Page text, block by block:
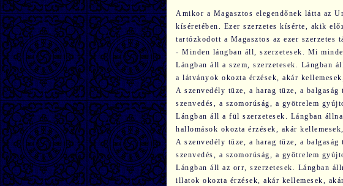
Amikor a Magasztos elegendőnek látta az
kíséretében. Ezer szerzetes kísérte, akik
tartózkodott a Magasztos az ezer szerzetes
- Minden lángban áll, szerzetesek. Mi
Lángban áll a szem, szerzetesek. Lángban
a látványok okozta érzések, akár
A szenvedély tüze, a harag tüze, a
szenvedés, a szomorúság, a gyötrelem
Lángban áll a fül szerzetesek. Lángban
hallomások okozta érzések, akár
A szenvedély tüze, a harag tüze, a
szenvedés, a szomorúság, a gyötrelem
Lángban áll az orr, szerzetesek. Lángban
illatok okozta érzések, akár kellemesek,